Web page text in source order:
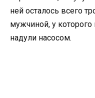
ней осталось всего
мужчиной, у которого
надули насосом.